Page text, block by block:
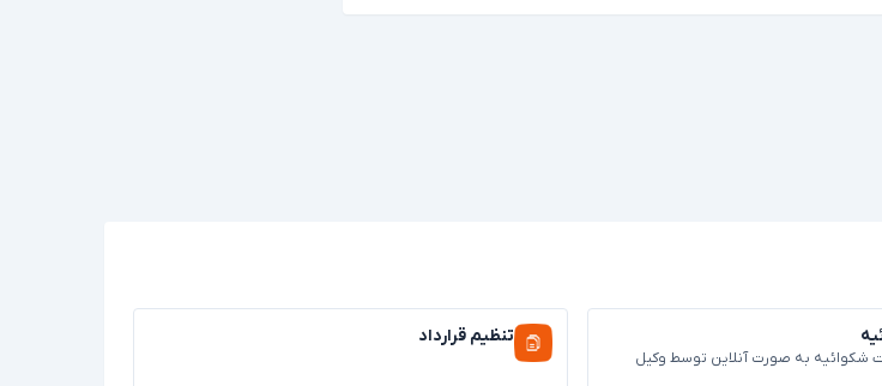
شکوائیه به صورت آنلاین توسط وکیل
تنظیم قرارداد